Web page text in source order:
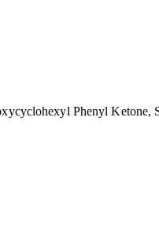
Phenyl